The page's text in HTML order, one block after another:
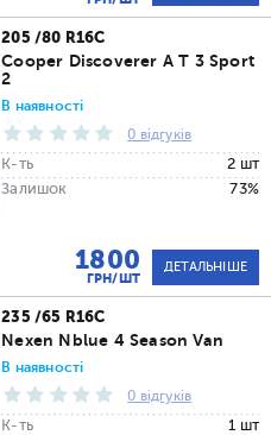
205 /80 R16C
Cooper Discoverer A T 3 Sport
2
В наявності
0 відгуків
К-ть
2 шт
Залишок
73%
1800
ГРН/ШТ
ДЕТАЛЬНІШЕ
235 /65 R16C
Nexen Nblue 4 Season Van
В наявності
0 відгуків
К-ть
1 шт